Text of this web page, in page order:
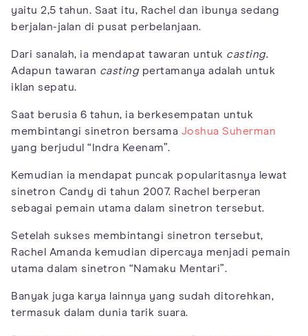
yaitu 2,5 tahun. Saat itu, Rachel dan ibunya sedang
berjalan-jalan di pusat perbelanjaan.
Dari sanalah, ia mendapat tawaran untuk casting.
Adapun tawaran castingpertamanya adalah untuk
iklan sepatu.
Saat berusia 6 tahun, ia berkesempatan untuk
membintangi sinetron bersama Joshua Suherman
yang berjudul “Indra Keenam”.
Kemudian ia mendapat puncak popularitasnya lewat
sinetron Candy di tahun 2007. Rachel berperan
sebagai pemain utama dalam sinetron tersebut.
Setelah sukses membintangi sinetron tersebut,
Rachel Amanda kemudian dipercaya menjadi pemain
utama dalam sinetron “Namaku Mentari”.
Banyak juga karya lainnya yang sudah ditorehkan,
termasuk dalam dunia tarik suara.